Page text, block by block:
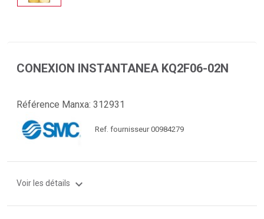
CONEXION INSTANTANEA KQ2F06-02N
Référence Manxa: 312931
Ref. fournisseur 00984279
Voir les détails expand_more